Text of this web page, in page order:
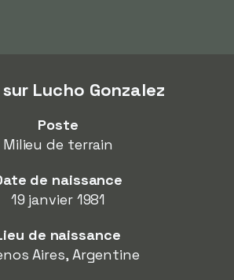
Lucho Gonzalez
Poste
Milieu de terrain
de naissance
19 janvier 1981
de naissance
Aires, Argentine